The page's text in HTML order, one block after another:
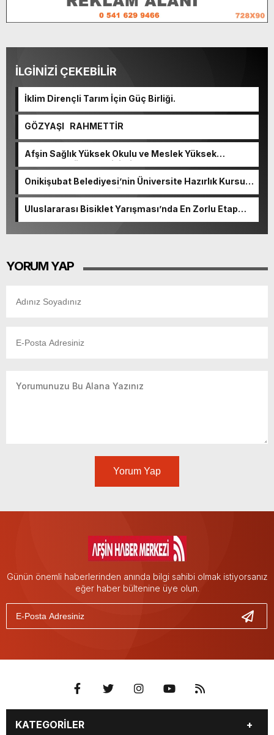
İLGİNİZİ ÇEKEBİLİR
İklim Dirençli Tarım İçin Güç Birliği.
GÖZYAŞI RAHMETTİR
Afşin Sağlık Yüksek Okulu ve Meslek Yüksek
Okulunda görev değişimi!
Onikişubat Belediyesi’nin Üniversite Hazırlık Kursu
başvurularında son gün 7 Ağustos.
Uluslararası Bisiklet Yarışması’nda En Zorlu Etap
YORUM YAP
Yorum Yap
Günün önemli haberlerinden anında bilgi sahibi olmak istiyorsanız
eğer haber bültenine üye olun.
KATEGORİLER